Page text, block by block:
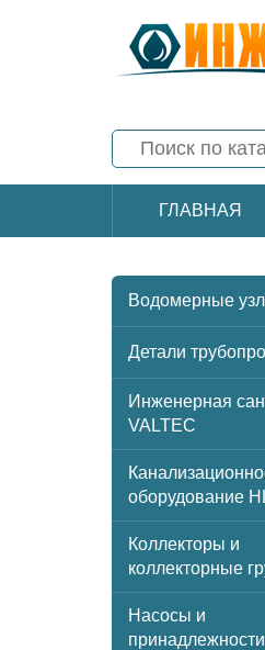
ГЛАВНАЯ
Водомерные
Детали
Инженерная
VALTEC
оборудование
Коллекторы и
коллекторные
Насосы и
принадлежности